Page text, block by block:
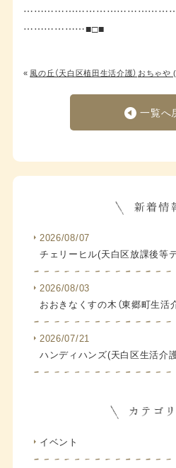
………………■□■
« 風の丘（天白区植田生活介護） おちゃや
一覧へ
2026/08/07
チェリーヒル(天白区放課後等
2026/08/03
おおきなくすの木（東郷町生活
2026/07/21
ハンディハンズ(天白区生活介
イベント